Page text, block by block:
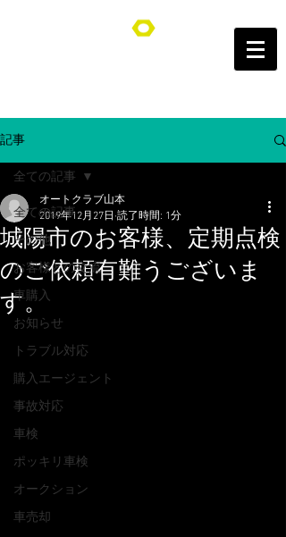
オートクラブ山本/Auto Club YAMAMOTO
記事
全ての記事
その他
お客様との交流
車購入
お知らせ
トラブル対応
購入エージェント
事故対応
車検
ポッキリ車検
オークション
車売却
全ての記事
城陽市のお客様、定期点検
のご依頼有難うございま
す。
オートクラブ山本
2019年12月27日 読了時間: 1分